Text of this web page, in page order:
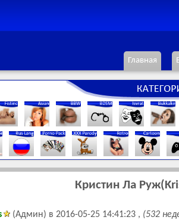
Главная
Кристин Ла
(Админ) в 2016-05-25 14:41:23 , (532